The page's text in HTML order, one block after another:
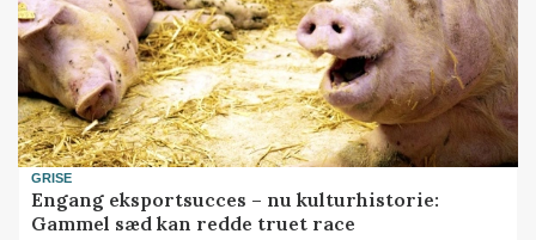
GRISE
Engang eksportsucces – nu kulturhistorie:
Gammel sæd kan redde truet race